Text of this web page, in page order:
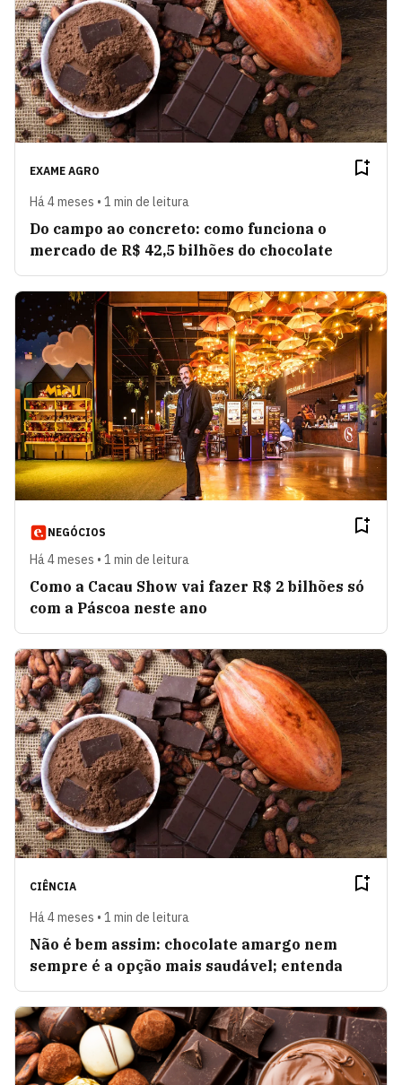
EXAME AGRO
Há 4 meses • 1 min de leitura
Do campo ao concreto: como funciona o
mercado de R$ 42,5 bilhões do chocolate
NEGÓCIOS
Há 4 meses • 1 min de leitura
Como a Cacau Show vai fazer R$ 2 bilhões só
com a Páscoa neste ano
CIÊNCIA
Há 4 meses • 1 min de leitura
Não é bem assim: chocolate amargo nem
sempre é a opção mais saudável; entenda